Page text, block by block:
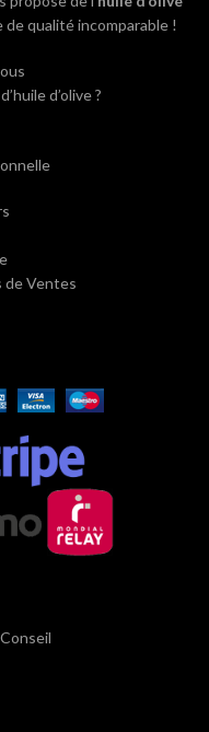
qualité incomparable !
d’olive ?
de Ventes